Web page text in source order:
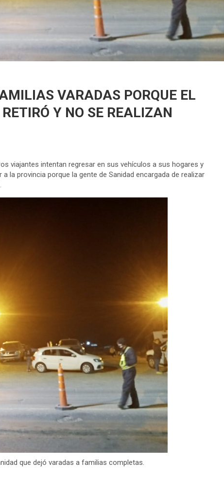
VARADAS PORQUE EL
Y NO SE REALIZAN
viajantes intentan regresar en sus vehículos a sus hogares y
la provincia porque la gente de Sanidad encargada de realizar
que dejó varadas a familias completas.